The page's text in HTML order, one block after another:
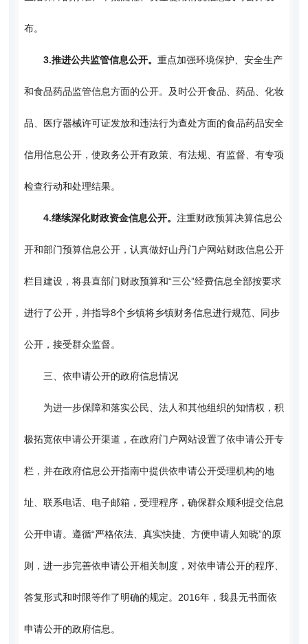
布。
3.推进公共监管信息公开。 重点加强环境保护、安全生产
和食品药品监管信息方面的公开。及时公开食品、药品、化妆
品、医疗器械许可证发放和违法行为查处方面的食品药品安全
信用信息公开，使政务公开有政策、有法规、有监督、有专项
检查行动和处理结果。
4.继续深化财政资金信息公开。 注重财政预算决算信息公
开和部门预算信息公开，认真做好山丹门户网站财政信息公开
栏目建设，将县直部门财政预算和“三公”经费信息全部按要求
进行了公开，并指导8个乡镇将乡镇财务信息进行规范、同步
公开，接受群众监督。
三、依申请公开的政府信息情况
为进一步保障和落实公民、法人和其他组织的知情权，积
极拓宽依申请公开渠道，在政府门户网站设置了依申请公开专
栏，并在政府信息公开指南中提供依申请公开受理机构的地
址、联系电话、电子邮箱，受理程序，确保群众顺利提交信息
公开申请。遵循“严格依法、真实快捷、方便申请人知晓”的原
则，进一步完善依申请公开相关制度，对依申请公开的程序、
答复形式和时限等作了明确的规定。2016年，我县无书面依
申请公开的政府信息。